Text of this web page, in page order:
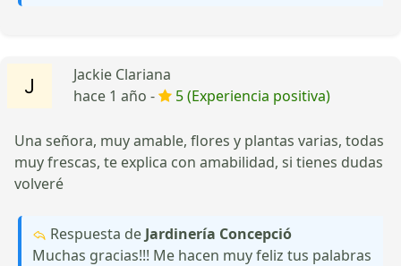
Jackie Clariana
hace 1 año -
5 (Experiencia positiva)
Una señora, muy amable, flores y plantas varias, todas
muy frescas, te explica con amabilidad, si tienes dudas
volveré
Respuesta de Jardinería Concepció
Muchas gracias!!! Me hacen muy feliz tus palabras